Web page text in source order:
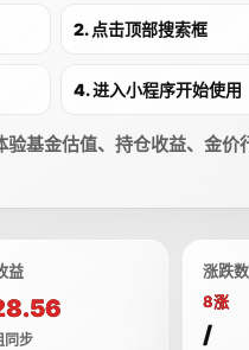
2. 点击顶部搜索框
4. 进入小程序开始使用
基金估值、持仓收益、金价
益
同步
涨跌
8涨
/